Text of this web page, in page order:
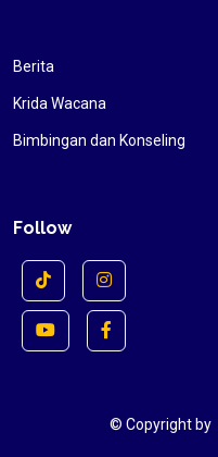
Berita
Krida Wacana
Bimbingan dan Konseling
Follow
© Copyright by